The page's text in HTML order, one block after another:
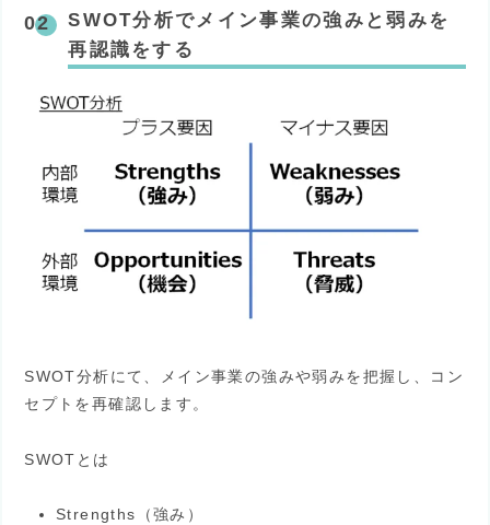
SWOT分析でメイン事業の強みと弱みを
再認識をする
SWOT分析にて、メイン事業の強みや弱みを把握し、コン
セプトを再確認します。
SWOTとは
Strengths（強み）